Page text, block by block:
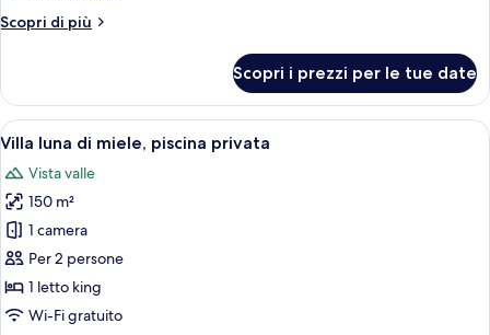
Scopri di più
Altri
Deluxe,
piscina
privata
Scopri i prezzi per le tue date
Apri
tutte
le
foto
per
Villa
luna
di
Un'ampia stanza con un letto
15
Villa luna di miele, piscina privata
Vista valle
150 m²
1 camera
Per 2 persone
1 letto king
Wi-Fi gratuito